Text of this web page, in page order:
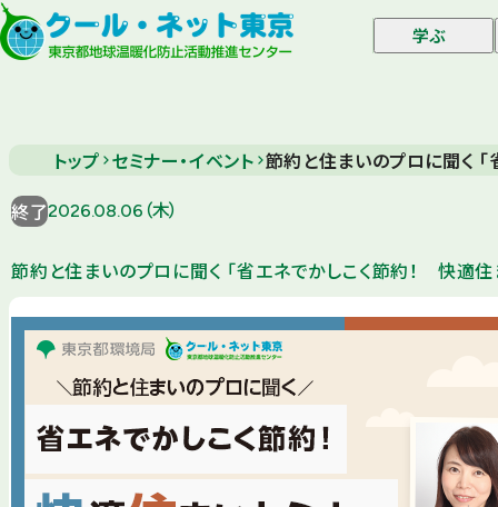
学ぶ
トップ セミナー・イベント 節約と住まいのプロに聞く
終了2026.08.06（木）
節約と住まいのプロに聞く 「省エネでかしこく節約！ 快適